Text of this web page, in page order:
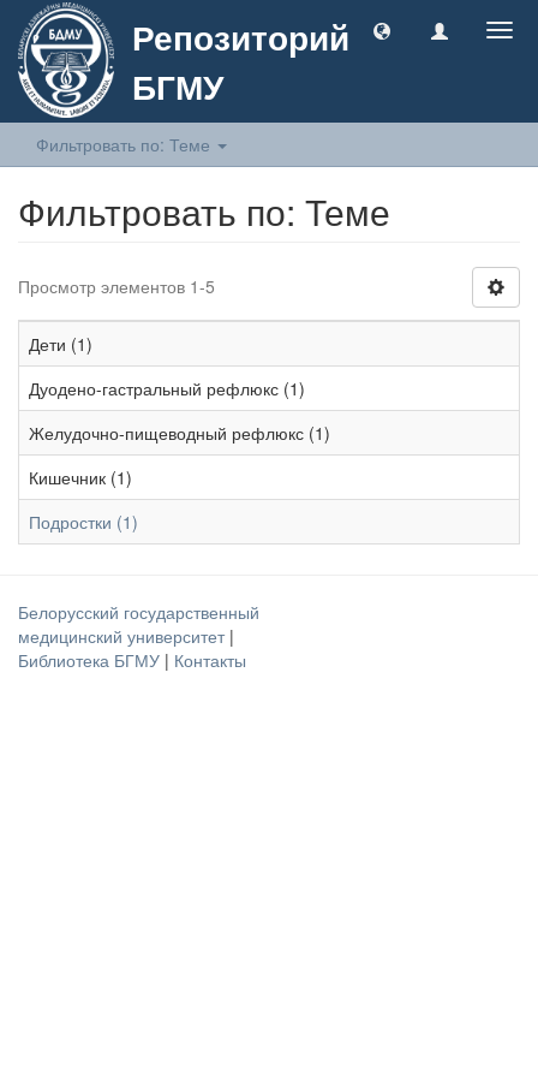
Репозиторий
БГМУ
Фильтровать по: Теме
Фильтровать по: Теме
Просмотр элементов 1-5
Дети (1)
Дуодено-гастральный рефлюкс (1)
Желудочно-пищеводный рефлюкс (1)
Кишечник (1)
Подростки (1)
Белорусский государственный
медицинский университет |
Библиотека БГМУ | Контакты